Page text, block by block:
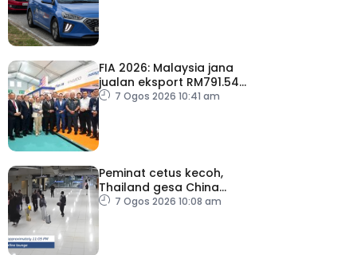
FIA 2026: Malaysia jana
jualan eksport RM791.54
juta7 Ogos 2026 10:41 am
Peminat cetus kecoh,
Thailand gesa China
ambil tindakan
7 Ogos 2026 10:08 am